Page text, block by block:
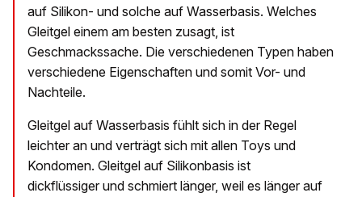
auf Silikon- und solche auf Wasserbasis. Welches
Gleitgel einem am besten zusagt, ist
Geschmackssache. Die verschiedenen Typen haben
verschiedene Eigenschaften und somit Vor- und
Nachteile.
Gleitgel auf Wasserbasis fühlt sich in der Regel
leichter an und verträgt sich mit allen Toys und
Kondomen. Gleitgel auf Silikonbasis ist
dickflüssiger und schmiert länger, weil es länger auf